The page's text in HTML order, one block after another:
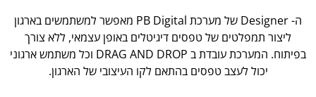
ה- Designer של מערכת PB Digital מאפשר למשתמשים בארגון
ליצור תמפלטים של טפסים דיגיטלים באופן עצמאי, ללא צורך
בפיתוח. המערכת עובדת ב DRAG AND DROP וכל משתמש ארגוני
יכול לעצב טפסים בהתאם לקו העיצובי של הארגון.